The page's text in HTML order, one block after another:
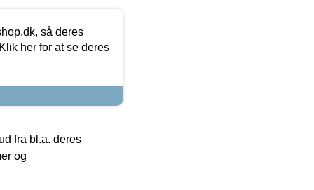
så deres
her for at se deres
fra bl.a. deres
og